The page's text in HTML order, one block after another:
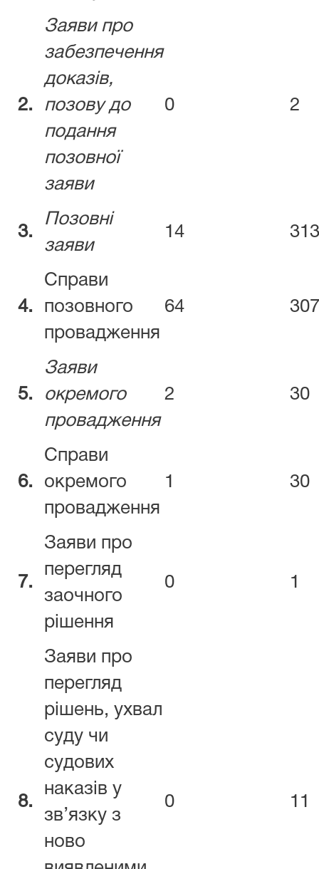
2.
Заяви про
забезпечення
доказів,
позову до
подання
позовної
заяви
0 2
3.
Позовні
заяви
14 313
4.
Справи
позовного
провадження
64 307
5.
Заяви
окремого
провадження
2 30
6.
Справи
окремого
провадження
1 30
7.
Заяви про
перегляд
заочного
рішення
0 1
8.
Заяви про
перегляд
рішень, ухвал
суду чи
судових
наказів у
зв’язку з
ново
0 11